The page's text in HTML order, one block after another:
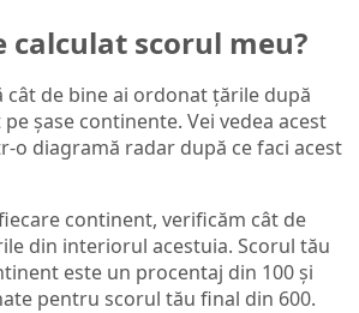
calculat scorul meu?
cât de bine ai ordonat țările după
șase continente. Vei vedea acest
o diagramă radar după ce faci acest
continent, verificăm cât de
din interiorul acestuia. Scorul tău
este un procentaj din 100 și
pentru scorul tău final din 600.